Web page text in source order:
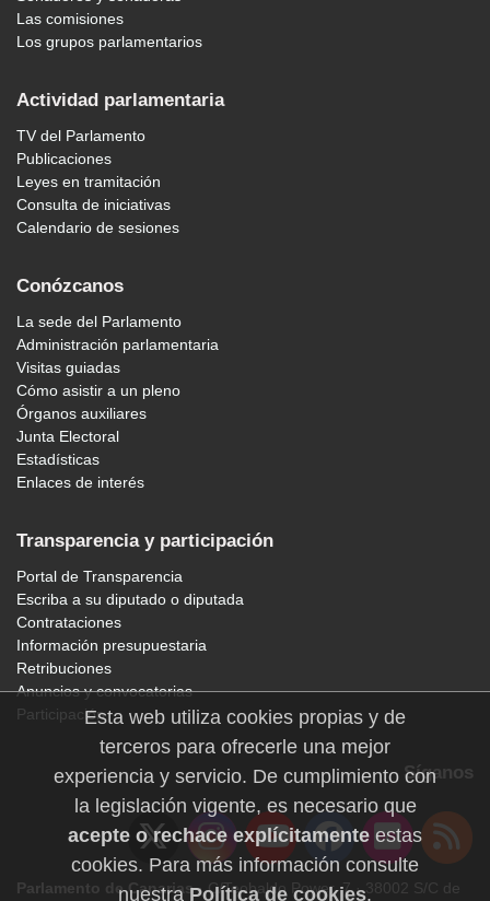
Las comisiones
Los grupos parlamentarios
Actividad parlamentaria
TV del Parlamento
Publicaciones
Leyes en tramitación
Consulta de iniciativas
Calendario de sesiones
Conózcanos
La sede del Parlamento
Administración parlamentaria
Visitas guiadas
Cómo asistir a un pleno
Órganos auxiliares
Junta Electoral
Estadísticas
Enlaces de interés
Transparencia y participación
Portal de Transparencia
Escriba a su diputado o diputada
Contrataciones
Información presupuestaria
Retribuciones
Anuncios y convocatorias
Participación
Síganos
Parlamento de Canarias· C/Teobaldo Power, 7 · 38002 S/C de
Esta web utiliza cookies propias y de
terceros para ofrecerle una mejor
experiencia y servicio. De cumplimiento con
la legislación vigente, es necesario que
acepte o rechace explícitamente estas
cookies. Para más información consulte
nuestraPolítica de cookies.